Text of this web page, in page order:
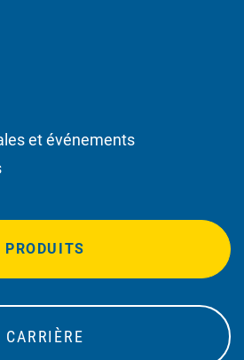
et événements
PRODUITS
CARRIÈRE